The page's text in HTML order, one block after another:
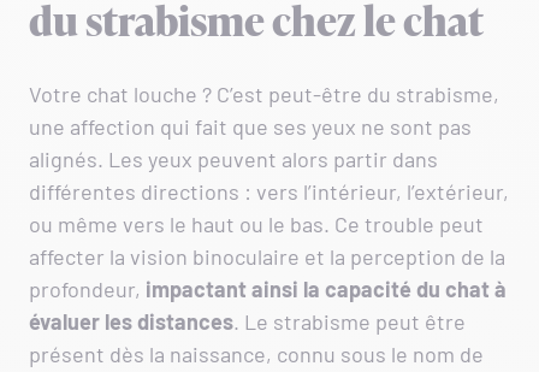
du strabisme chez le chat
Votre chat louche ? C’est peut-être du strabisme,
une affection qui fait que ses yeux ne sont pas
alignés. Les yeux peuvent alors partir dans
différentes directions : vers l’intérieur, l’extérieur,
ou même vers le haut ou le bas. Ce trouble peut
affecter la vision binoculaire et la perception de la
profondeur, impactant ainsi la capacité du chat à
évaluer les distances. Le strabisme peut être
présent dès la naissance, connu sous le nom de